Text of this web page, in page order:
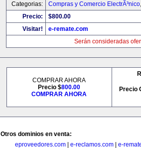
Categorias:
Compras y Comercio ElectrÃ³nico
Precio:
$800.00
Visitar!
e-remate.com
Serán consideradas
COMPRAR AHORA
Precio $800.00
COMPRAR AHORA
Precio
Otros dominios en venta:
eproveedores.com
e-reclamos.com
e-